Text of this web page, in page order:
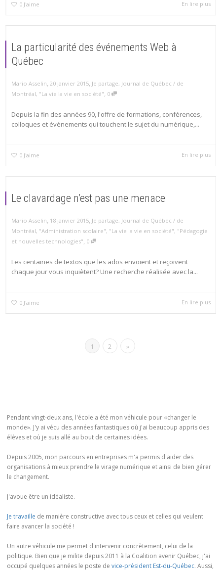
0 J'aime En lire plus
La particularité des événements Web à
Québec
Mario Asselin, 20 janvier 2015, Je partage, Journal de Québec / de
Montréal, "La vie la vie en société", 0
Depuis la fin des années 90, l'offre de formations, conférences,
colloques et événements qui touchent le sujet du numérique,...
0 J'aime En lire plus
Le clavardage n’est pas une menace
Mario Asselin, 18 janvier 2015, Je partage, Journal de Québec / de
Montréal, "Administration scolaire", "La vie la vie en société", "Pédagogie
et nouvelles technologies", 0
Les centaines de textos que les ados envoient et reçoivent
chaque jour vous inquiètent? Une recherche réalisée avec la...
0 J'aime En lire plus
1 2 »
Pendant vingt-deux ans, l'école a été mon véhicule pour «changer le
monde». J'y ai vécu des années fantastiques où j'ai beaucoup appris des
élèves et où je suis allé au bout de certaines idées.
Depuis 2005, mon parcours en entreprises m'a permis d'aider des
organisations à mieux prendre le virage numérique et ainsi de bien gérer
le changement.
J'avoue être un idéaliste.
Je travaille de manière constructive avec tous ceux et celles qui veulent
faire avancer la société !
Un autre véhicule me permet d'intervenir concrètement, celui de la
politique. Bien que je milite depuis 2011 à la Coalition avenir Québec, j'ai
occupé quelques années le poste de vice-président Est-du-Québec. Aussi,